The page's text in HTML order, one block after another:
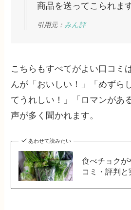
商品を送ってこられます
引用元： みん評
こちらもすべてがよい口コミ
んが「おいしい！」「めずら
てうれしい！」「ロマンがあ
声が多く聞かれます。
あわせて読みたい
食べチョクが
コミ・評判